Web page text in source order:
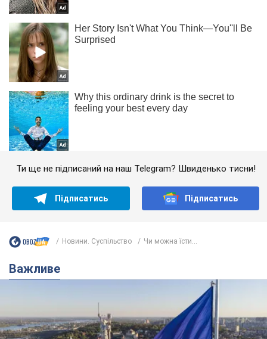
Ти ще не підписаний на наш Telegram? Швиденько тисни!
Підписатись Підписатись
Новини. Суспільство Чи можна їсти...
Важливе